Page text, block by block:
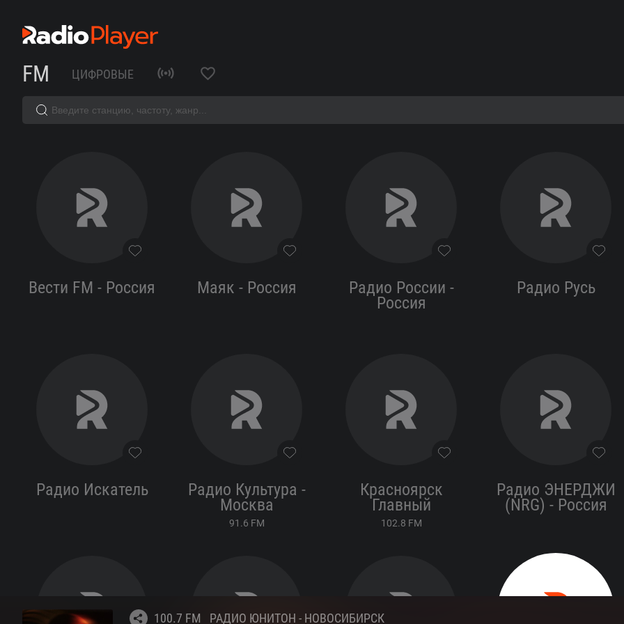
FM ЦИФРОВЫЕ
ЮНИТОН
слушать
Вести FM - Россия Маяк - Россия Радио России -
Россия
Радио Русь
Радио Искатель Радио Культура -
Москва
91.6 FM
Красноярск
Главный
102.8 FM
Радио ЭНЕРДЖИ
(NRG) - Россия
100.7 FM РАДИО ЮНИТОН - НОВОСИБИРСК